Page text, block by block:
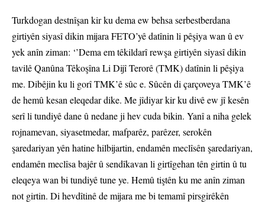
Turkdogan destnîşan kir ku dema ew behsa serbestberdana
girtiyên siyasî dikin mijara FETO’yê datînin li pêşiya wan û ev
yek anîn ziman: ‘’Dema em têkildarî rewşa girtiyên siyasî dikin
tavilê Qanûna Têkoşîna Li Dijî Terorê (TMK) datînin li pêşiya
me. Dibêjin ku li gorî TMK’ê sûc e. Sûcên di çarçoveya TMK’ê
de hemû kesan eleqedar dike. Me jîdiyar kir ku divê ew jî kesên
serî li tundiyê dane û nedane ji hev cuda bikin. Yanî a niha gelek
rojnamevan, siyasetmedar, mafparêz, parêzer, serokên
şaredariyan yên hatine hilbijartin, endamên meclîsên şaredariyan,
endamên meclîsa bajêr û sendîkavan li girtîgehan tên girtin û tu
eleqeya wan bi tundiyê tune ye. Hemû tiştên ku me anîn ziman
not girtin. Di hevdîtinê de mijara me bi temamî pirsgirêkên